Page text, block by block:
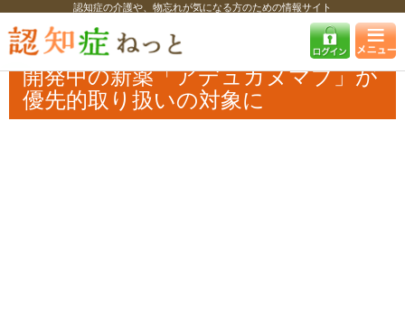
認知症の介護や、物忘れが気になる方のための情報サイト
認知症ねっと 認知症最新ニュース 医療
開発中の新薬「アデュカヌマ
ブ」が優先的取り扱いの対象に
開発中の新薬「アデュカヌマブ」が
優先的取り扱いの対象に